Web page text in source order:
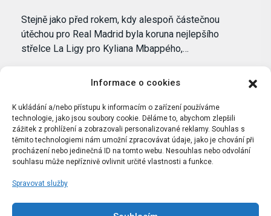
Informace o cookies
K ukládání a/nebo přístupu k informacím o zařízení používáme
technologie, jako jsou soubory cookie. Děláme to, abychom zlepšili
zážitek z prohlížení a zobrazovali personalizované reklamy. Souhlas s
těmito technologiemi nám umožní zpracovávat údaje, jako je chování při
procházení nebo jedinečná ID na tomto webu. Nesouhlas nebo odvolání
souhlasu může nepříznivě ovlivnit určité vlastnosti a funkce.
Spravovat služby
Stejně jako před rokem, kdy alespoň částečnou
útěchou pro Real Madrid byla koruna nejlepšího
střelce La Ligy pro Kyliana Mbappého,…